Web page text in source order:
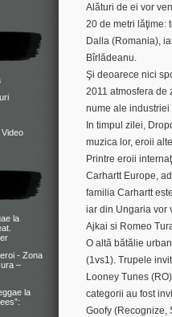
la
- Zona
–
la
Alături de ei vor
20 de metri lăţime:
Dalla (Romania),
Bîrlădeanu.
Şi deoarece nici
2011 atmosfera de
nume ale
In timpul zilei,
muzica lor, eroii
Printre eroii
Carhartt Europe,
familia Carhartt
iar din Ungaria vor
Ajkai si Romeo
O altă bătălie
(1vs1). Trupele
Looney Tunes
categorii au fost
Goofy (Recognize,